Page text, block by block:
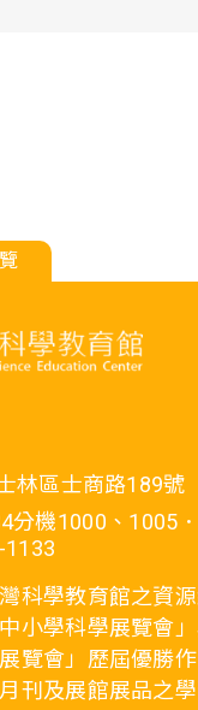
林區士商路189號
分機1000、1005．
1133
科學教育館之資
小學科學展覽會
覽會」歷屆優勝作
刊及展館展品之